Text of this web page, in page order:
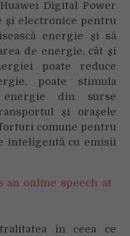
Digital Power
și electronice pentru
energie și să
de energie, cât și
poate reduce
poate stimula
energie din surse
și orașele
comune pentru
inteligentă cu emisii
în ceea ce